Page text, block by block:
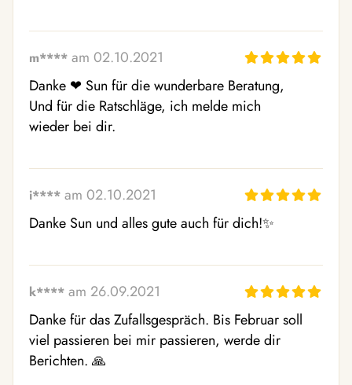
m**** am 02.10.2021
Danke ❤ Sun für die wunderbare Beratung,
Und für die Ratschläge, ich melde mich
wieder bei dir.
i**** am 02.10.2021
Danke Sun und alles gute auch für dich!✨
k**** am 26.09.2021
Danke für das Zufallsgespräch. Bis Februar soll
viel passieren bei mir passieren, werde dir
Berichten. 🙏